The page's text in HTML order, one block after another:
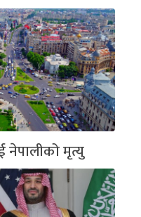
नेपालीको मृत्यु